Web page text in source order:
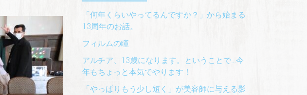
「何年くらいやってるんですか？」から始まる
13周年のお話。
フィルムの瞳
アルチア、13歳になります。ということで…今
年もちょっと本気でやります！
「やっぱりもう少し短く」が美容師に与える影